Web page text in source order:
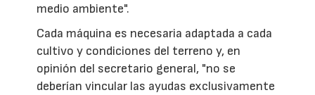
medio ambiente".
Cada máquina es necesaria adaptada a cada
cultivo y condiciones del terreno y, en
opinión del secretario general, "no se
deberían vincular las ayudas exclusivamente